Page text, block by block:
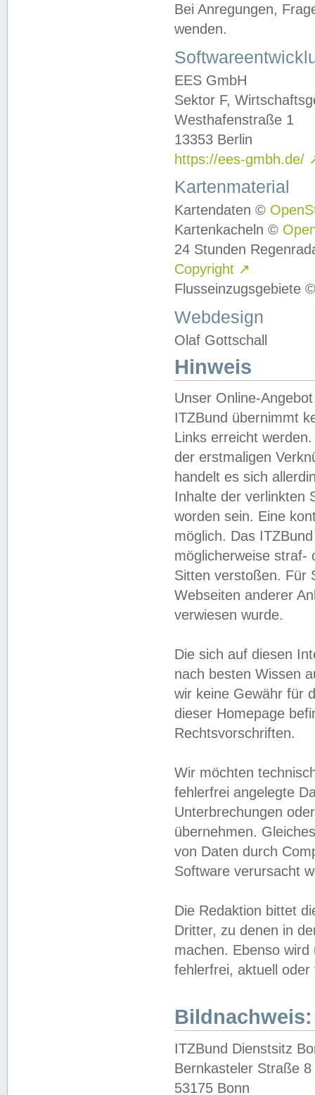
Bei Anregungen,
wenden.
EES GmbH
Sektor F,
Westhafenstraße 1
13353 Berlin
https://ees-gmbh.de/
Kartenmaterial
Kartendaten ©
Kartenkacheln ©
24 Stunden
Copyright ↗
Flusseinzugsgebiete
Webdesign
Olaf Gottschall
Hinweis
Unser Online-
ITZBund übernimmt
Links erreicht
der erstmaligen
handelt es sich
Inhalte der verlinkten
worden sein. Eine
möglich. Das
möglicherweise straf-
Sitten verstoßen. Für
Webseiten anderer
verwiesen wurde.
Die sich auf diesen
nach besten Wissen
wir keine Gewähr für
dieser Homepage
Rechtsvorschriften.
Wir möchten
fehlerfrei angelegte
Unterbrechungen
übernehmen.
von Daten durch
Software verursacht
Die Redaktion bittet
Dritter, zu denen in
machen. Ebenso
fehlerfrei, aktuell oder
Bildnachweis:
ITZBund Dienstsitz
Bernkasteler Straße 8
53175 Bonn